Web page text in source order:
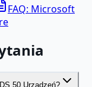
FAQ: Microsoft
50 Urządzeń?